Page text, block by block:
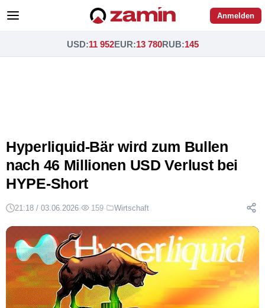
Anmelden
USD:11 952EUR:13 780RUB:145
Hyperliquid-Bär wird zum Bullen
nach 46 Millionen USD Verlust bei
HYPE-Short
21:18 / 03.06.2026· 159· Wirtschaft